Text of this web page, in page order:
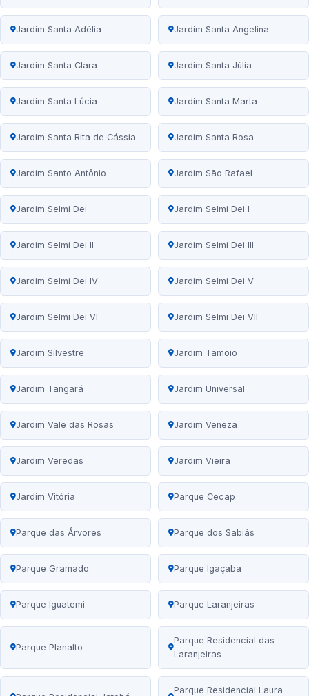
Jardim Santa Adélia Jardim Santa Angelina
Jardim Santa Clara Jardim Santa Júlia
Jardim Santa Lúcia Jardim Santa Marta
Jardim Santa Rita de Cássia Jardim Santa Rosa
Jardim Santo Antônio Jardim São Rafael
Jardim Selmi Dei Jardim Selmi Dei I
Jardim Selmi Dei II Jardim Selmi Dei III
Jardim Selmi Dei IV Jardim Selmi Dei V
Jardim Selmi Dei VI Jardim Selmi Dei VII
Jardim Silvestre Jardim Tamoio
Jardim Tangará Jardim Universal
Jardim Vale das Rosas Jardim Veneza
Jardim Veredas Jardim Vieira
Jardim Vitória Parque Cecap
Parque das Árvores Parque dos Sabiás
Parque Gramado Parque Igaçaba
Parque Iguatemi Parque Laranjeiras
Parque Planalto
Parque Residencial das
Laranjeiras
Parque Residencial Laura